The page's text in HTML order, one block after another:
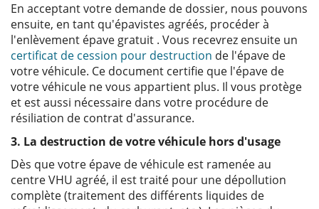
En acceptant votre demande de dossier, nous pouvons
ensuite, en tant qu'épavistes agréés, procéder à
l'enlèvement épave gratuit . Vous recevrez ensuite un
certificat de cession pour destruction de l'épave de
votre véhicule. Ce document certifie que l'épave de
votre véhicule ne vous appartient plus. Il vous protège
et est aussi nécessaire dans votre procédure de
résiliation de contrat d'assurance.
3. La destruction de votre véhicule hors d'usage
Dès que votre épave de véhicule est ramenée au
centre VHU agréé, il est traité pour une dépollution
complète (traitement des différents liquides de